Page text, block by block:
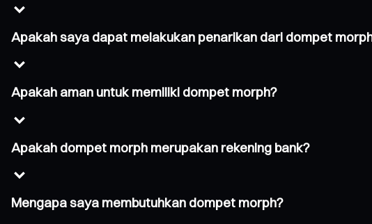
Apakah saya dapat melakukan penarikan dari dompet
Apakah aman untuk memiliki dompet morph?
Apakah dompet morph merupakan rekening bank?
Mengapa saya membutuhkan dompet morph?